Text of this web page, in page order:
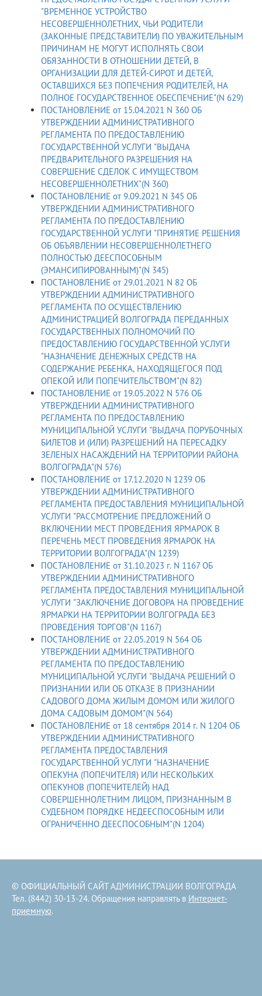
"ВРЕМЕННОЕ УСТРОЙСТВО
НЕСОВЕРШЕННОЛЕТНИХ, ЧЬИ РОДИТЕЛИ
(ЗАКОННЫЕ ПРЕДСТАВИТЕЛИ) ПО УВАЖИТЕЛЬНЫМ
ПРИЧИНАМ НЕ МОГУТ ИСПОЛНЯТЬ СВОИ
ОБЯЗАННОСТИ В ОТНОШЕНИИ ДЕТЕЙ, В
ОРГАНИЗАЦИИ ДЛЯ ДЕТЕЙ-СИРОТ И ДЕТЕЙ,
ОСТАВШИХСЯ БЕЗ ПОПЕЧЕНИЯ РОДИТЕЛЕЙ, НА
ПОЛНОЕ ГОСУДАРСТВЕННОЕ ОБЕСПЕЧЕНИЕ"(N 629)
ПОСТАНОВЛЕНИЕ от 15.04.2021 N 360 ОБ
УТВЕРЖДЕНИИ АДМИНИСТРАТИВНОГО
РЕГЛАМЕНТА ПО ПРЕДОСТАВЛЕНИЮ
ГОСУДАРСТВЕННОЙ УСЛУГИ "ВЫДАЧА
ПРЕДВАРИТЕЛЬНОГО РАЗРЕШЕНИЯ НА
СОВЕРШЕНИЕ СДЕЛОК С ИМУЩЕСТВОМ
НЕСОВЕРШЕННОЛЕТНИХ"(N 360)
ПОСТАНОВЛЕНИЕ от 9.09.2021 N 345 ОБ
УТВЕРЖДЕНИИ АДМИНИСТРАТИВНОГО
РЕГЛАМЕНТА ПО ПРЕДОСТАВЛЕНИЮ
ГОСУДАРСТВЕННОЙ УСЛУГИ "ПРИНЯТИЕ РЕШЕНИЯ
ОБ ОБЪЯВЛЕНИИ НЕСОВЕРШЕННОЛЕТНЕГО
ПОЛНОСТЬЮ ДЕЕСПОСОБНЫМ
(ЭМАНСИПИРОВАННЫМ)"(N 345)
ПОСТАНОВЛЕНИЕ от 29.01.2021 N 82 ОБ
УТВЕРЖДЕНИИ АДМИНИСТРАТИВНОГО
РЕГЛАМЕНТА ПО ОСУЩЕСТВЛЕНИЮ
АДМИНИСТРАЦИЕЙ ВОЛГОГРАДА ПЕРЕДАННЫХ
ГОСУДАРСТВЕННЫХ ПОЛНОМОЧИЙ ПО
ПРЕДОСТАВЛЕНИЮ ГОСУДАРСТВЕННОЙ УСЛУГИ
"НАЗНАЧЕНИЕ ДЕНЕЖНЫХ СРЕДСТВ НА
СОДЕРЖАНИЕ РЕБЕНКА, НАХОДЯЩЕГОСЯ ПОД
ОПЕКОЙ ИЛИ ПОПЕЧИТЕЛЬСТВОМ"(N 82)
ПОСТАНОВЛЕНИЕ от 19.05.2022 N 576 ОБ
УТВЕРЖДЕНИИ АДМИНИСТРАТИВНОГО
РЕГЛАМЕНТА ПО ПРЕДОСТАВЛЕНИЮ
МУНИЦИПАЛЬНОЙ УСЛУГИ "ВЫДАЧА ПОРУБОЧНЫХ
БИЛЕТОВ И (ИЛИ) РАЗРЕШЕНИЙ НА ПЕРЕСАДКУ
ЗЕЛЕНЫХ НАСАЖДЕНИЙ НА ТЕРРИТОРИИ РАЙОНА
ВОЛГОГРАДА"(N 576)
ПОСТАНОВЛЕНИЕ от 17.12.2020 N 1239 ОБ
УТВЕРЖДЕНИИ АДМИНИСТРАТИВНОГО
РЕГЛАМЕНТА ПРЕДОСТАВЛЕНИЯ МУНИЦИПАЛЬНОЙ
УСЛУГИ "РАССМОТРЕНИЕ ПРЕДЛОЖЕНИЙ О
ВКЛЮЧЕНИИ МЕСТ ПРОВЕДЕНИЯ ЯРМАРОК В
ПЕРЕЧЕНЬ МЕСТ ПРОВЕДЕНИЯ ЯРМАРОК НА
ТЕРРИТОРИИ ВОЛГОГРАДА"(N 1239)
ПОСТАНОВЛЕНИЕ от 31.10.2023 г. N 1167 ОБ
УТВЕРЖДЕНИИ АДМИНИСТРАТИВНОГО
РЕГЛАМЕНТА ПРЕДОСТАВЛЕНИЯ МУНИЦИПАЛЬНОЙ
УСЛУГИ "ЗАКЛЮЧЕНИЕ ДОГОВОРА НА ПРОВЕДЕНИЕ
ЯРМАРКИ НА ТЕРРИТОРИИ ВОЛГОГРАДА БЕЗ
ПРОВЕДЕНИЯ ТОРГОВ"(N 1167)
ПОСТАНОВЛЕНИЕ от 22.05.2019 N 564 ОБ
УТВЕРЖДЕНИИ АДМИНИСТРАТИВНОГО
РЕГЛАМЕНТА ПО ПРЕДОСТАВЛЕНИЮ
МУНИЦИПАЛЬНОЙ УСЛУГИ "ВЫДАЧА РЕШЕНИЙ О
ПРИЗНАНИИ ИЛИ ОБ ОТКАЗЕ В ПРИЗНАНИИ
САДОВОГО ДОМА ЖИЛЫМ ДОМОМ ИЛИ ЖИЛОГО
ДОМА САДОВЫМ ДОМОМ"(N 564)
ПОСТАНОВЛЕНИЕ от 18 сентября 2014 г. N 1204 ОБ
УТВЕРЖДЕНИИ АДМИНИСТРАТИВНОГО
РЕГЛАМЕНТА ПРЕДОСТАВЛЕНИЯ
ГОСУДАРСТВЕННОЙ УСЛУГИ "НАЗНАЧЕНИЕ
ОПЕКУНА (ПОПЕЧИТЕЛЯ) ИЛИ НЕСКОЛЬКИХ
ОПЕКУНОВ (ПОПЕЧИТЕЛЕЙ) НАД
СОВЕРШЕННОЛЕТНИМ ЛИЦОМ, ПРИЗНАННЫМ В
СУДЕБНОМ ПОРЯДКЕ НЕДЕЕСПОСОБНЫМ ИЛИ
ОГРАНИЧЕННО ДЕЕСПОСОБНЫМ"(N 1204)
© ОФИЦИАЛЬНЫЙ САЙТ АДМИНИСТРАЦИИ ВОЛГОГРАДА
Тел. (8442) 30-13-24. Обращения направлять в Интернет-
приемную.